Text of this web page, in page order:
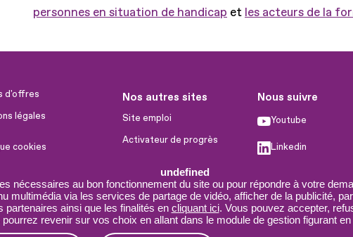
undefined
nécessaires au bon fonctionnement du site ou pour répondre à votre
multimédia via les services de partage de vidéo, afficher de la publicité,
ainsi que les finalités en cliquant ici. Vous pouvez accepter,
revenir sur vos choix en allant dans le module de gestion figurant
personnes en situation de handicap et les acteurs de la
d'offres
légales
cookies
site
Nos autres sites
Site emploi
Activateur de progrès
Innovation et recherche
Université du RRH
Service AppuiPro
Nous suivre
Youtube
Linkedin
X